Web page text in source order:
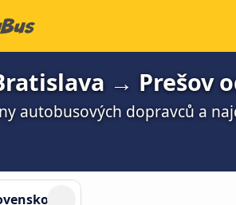
→ Prešov
autobusových dopravců a